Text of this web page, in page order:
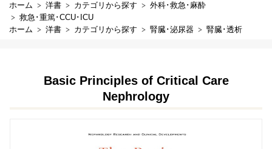
ホーム 洋書 カテゴリから探す
外科･救急･麻酔
救急･重篤･CCU･ICU
ホーム
洋書 カテゴリから探す 腎臓･泌尿器 腎臓･透析
Basic Principles of Critical Care
Nephrology